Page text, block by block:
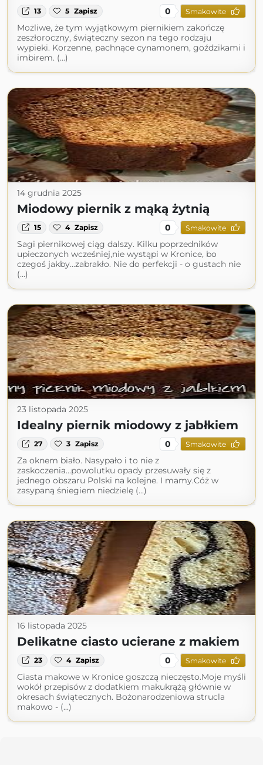
13 5 Zapisz 0 Smakowite
Możliwe, że tym wyjątkowym piernikiem zakończę
zeszłoroczny, świąteczny sezon na tego rodzaju
wypieki. Korzenne, pachnące cynamonem, goździkami i
imbirem. (...)
14 grudnia 2025
Miodowy piernik z mąką żytnią
15 4 Zapisz 0 Smakowite
Sagi piernikowej ciąg dalszy. Kilku poprzedników
upieczonych wcześniej,nie wystąpi w Kronice, bo
czegoś jakby...zabrakło. Nie do perfekcji - o gustach nie
(...)
23 listopada 2025
Idealny piernik miodowy z jabłkiem
27 3 Zapisz 0 Smakowite
Za oknem biało. Nasypało i to nie z
zaskoczenia...powolutku opady przesuwały się z
jednego obszaru Polski na kolejne. I mamy.Cóż w
zasypaną śniegiem niedzielę (...)
16 listopada 2025
Delikatne ciasto ucierane z makiem
23 4 Zapisz 0 Smakowite
Ciasta makowe w Kronice goszczą nieczęsto.Moje myśli
wokół przepisów z dodatkiem makukrążą głównie w
okresach świątecznych. Bożonarodzeniowa strucla
makowo - (...)